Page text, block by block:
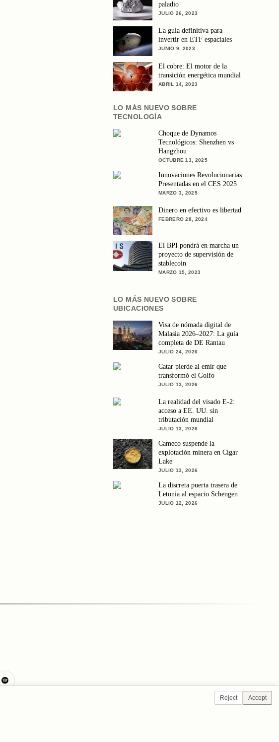
paladio
JULIO 26, 2023
La guía definitiva para
invertir en ETF espaciales
JUNIO 9, 2023
El cobre: El motor de la
transición energética mundial
ABRIL 14, 2023
LO MÁS NUEVO SOBRE
TECNOLOGÍA
Choque de Dynamos
Tecnológicos: Shenzhen vs
Hangzhou
OCTUBRE 13, 2025
Innovaciones Revolucionarias
Presentadas en el CES 2025
MARZO 3, 2025
Dinero en efectivo es libertad
FEBRERO 28, 2024
El BPI pondrá en marcha un
proyecto de supervisión de
stablecoin
MARZO 15, 2023
LO MÁS NUEVO SOBRE
UBICACIONES
Visa de nómada digital de
Malasia 2026–2027: La guía
completa de DE Rantau
JULIO 24, 2026
Catar pierde al emir que
transformó el Golfo
JULIO 13, 2026
La realidad del visado E-2:
acceso a EE. UU. sin
tributación mundial
JULIO 13, 2026
Cameco suspende la
explotación minera en Cigar
Lake
JULIO 13, 2026
La discreta puerta trasera de
Letonia al espacio Schengen
JULIO 12, 2026
Reject Accept